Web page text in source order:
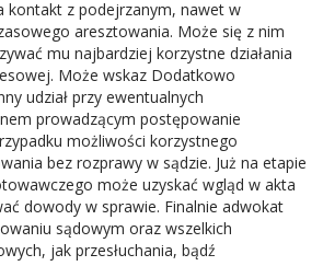
kontakt z podejrzanym, nawet w
aresztowania. Może się z nim
mu najbardziej korzystne działania
Może wskaz Dodatkowo
udział przy ewentualnych
prowadzącym postępowanie
możliwości korzystnego
bez rozprawy w sądzie. Już na etapie
może uzyskać wgląd w akta
dowody w sprawie. Finalnie adwokat
sądowym oraz wszelkich
jak przesłuchania, bądź